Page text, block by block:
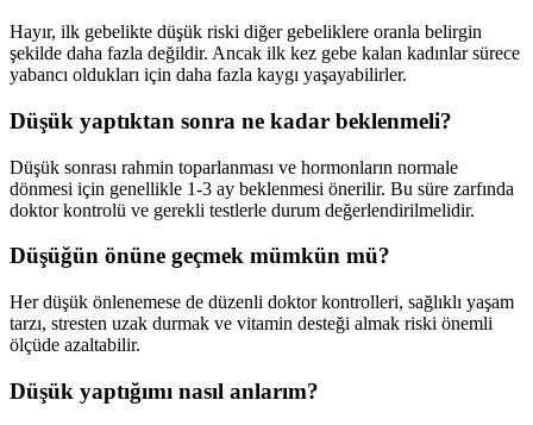
Hayır, ilk gebelikte düşük riski diğer gebeliklere oranla belirgin
şekilde daha fazla değildir. Ancak ilk kez gebe kalan kadınlar sürece
yabancı oldukları için daha fazla kaygı yaşayabilirler.
Düşük yaptıktan sonra ne kadar beklenmeli?
Düşük sonrası rahmin toparlanması ve hormonların normale
dönmesi için genellikle 1-3 ay beklenmesi önerilir. Bu süre zarfında
doktor kontrolü ve gerekli testlerle durum değerlendirilmelidir.
Düşüğün önüne geçmek mümkün mü?
Her düşük önlenemese de düzenli doktor kontrolleri, sağlıklı yaşam
tarzı, stresten uzak durmak ve vitamin desteği almak riski önemli
ölçüde azaltabilir.
Düşük yaptığımı nasıl anlarım?